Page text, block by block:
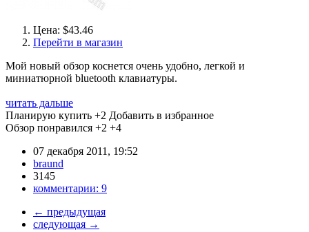
Цена: $43.46
Перейти в магазин
Мой новый обзор коснется очень удобно, легкой и
миниатюрной bluetooth клавиатуры.
читать дальше
Планирую купить +2 Добавить в избранное
Обзор понравился +2 +4
07 декабря 2011, 19:52
braund
3145
комментарии: 9
← предыдущая
следующая →